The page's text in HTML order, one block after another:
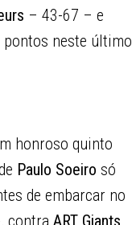
– 43-67 – e
pontos neste último
honroso quinto
Paulo Soeiro só
de embarcar no
contra ART Giants